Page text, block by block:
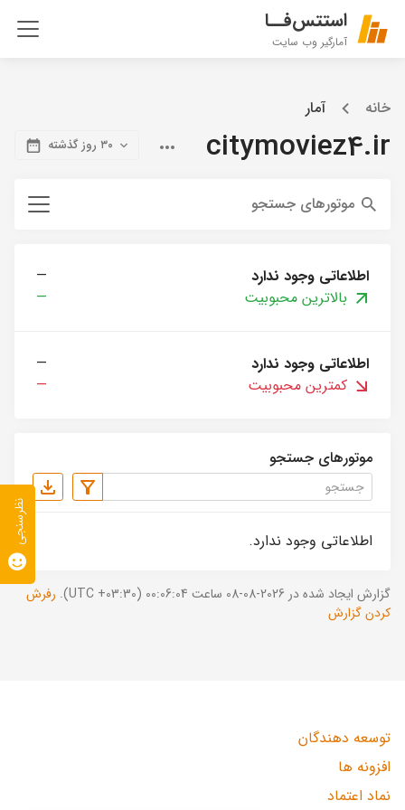
استتس‌فــا
آمارگیر وب سایت
خانه آمار
citymoviez4.ir ۳۰ روز گذشته
موتورهای جستجو
اطلاعاتی وجود ندارد
—
بالاترین محبوبیت
—
اطلاعاتی وجود ندارد
—
کمترین محبوبیت
—
موتورهای جستجو
اطلاعاتی وجود ندارد.
گزارش ایجاد شده در 2026-08-08 ساعت 00:06:04 (UTC +03:30).
رفرش
کردن گزارش
توسعه دهندگان
افزونه ها
نماد اعتماد
نظرسنجی